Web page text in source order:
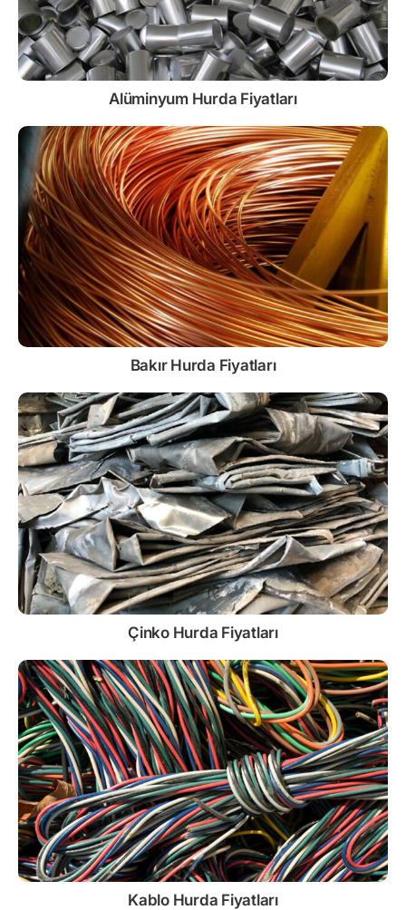
Alüminyum Hurda Fiyatları
Bakır Hurda Fiyatları
Çinko Hurda Fiyatları
Kablo Hurda Fiyatları